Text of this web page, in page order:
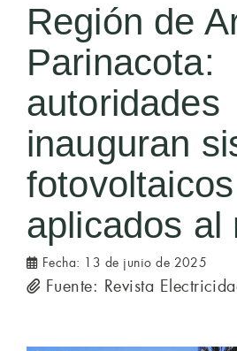
Región de
Parinacota:
autoridades
inauguran
fotovoltaicos
aplicados al
Fecha: 13 de junio de 2025
Fuente: Revista